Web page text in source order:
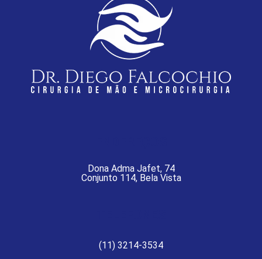
Dona Adma Jafet, 74
Conjunto 114, Bela Vista
(11) 3214-3534